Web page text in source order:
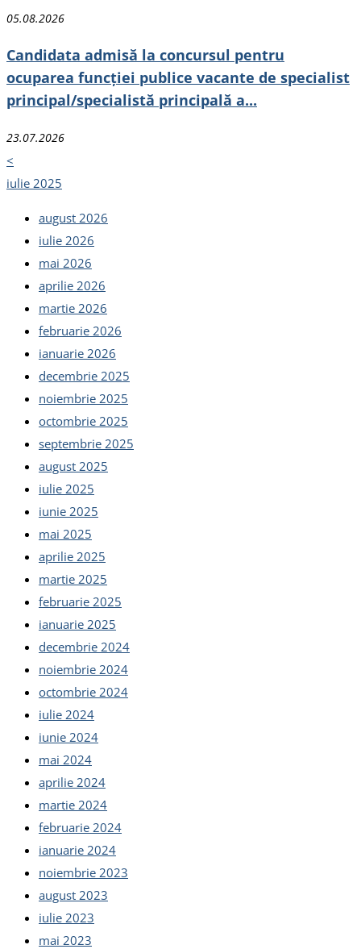
05.08.2026
Candidata admisă la concursul pentru
ocuparea funcției publice vacante de specialist
principal/specialistă principală a...
23.07.2026
<
iulie 2025
august 2026
iulie 2026
mai 2026
aprilie 2026
martie 2026
februarie 2026
ianuarie 2026
decembrie 2025
noiembrie 2025
octombrie 2025
septembrie 2025
august 2025
iulie 2025
iunie 2025
mai 2025
aprilie 2025
martie 2025
februarie 2025
ianuarie 2025
decembrie 2024
noiembrie 2024
octombrie 2024
iulie 2024
iunie 2024
mai 2024
aprilie 2024
martie 2024
februarie 2024
ianuarie 2024
noiembrie 2023
august 2023
iulie 2023
mai 2023